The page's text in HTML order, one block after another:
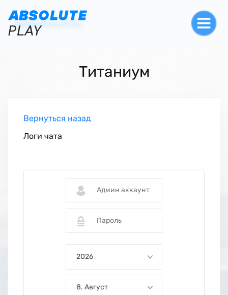
Титаниум
Логи чата
Вернуться назад